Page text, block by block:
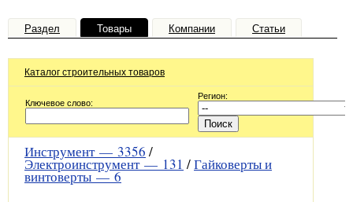
Раздел Товары Компании Статьи
Каталог строительных товаров
Ключевое слово:
Регион:
Инструмент — 3356 /
Электроинструмент — 131 /Гайковерты и
винтоверты —6